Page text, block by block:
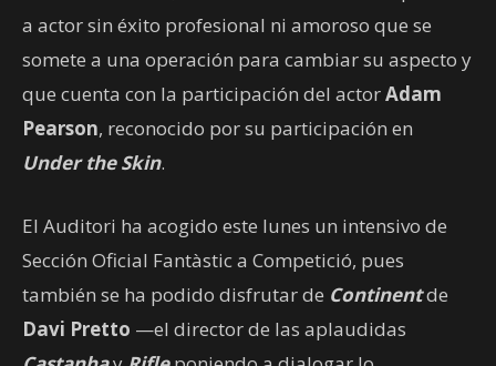
a actor sin éxito profesional ni amoroso que se
somete a una operación para cambiar su aspecto y
que cuenta con la participación del actorAdam
Pearson, reconocido por su participación en
Under the Skin.
El Auditori ha acogido este lunes un intensivo de
Sección Oficial Fantàstic a Competició, pues
también se ha podido disfrutar de Continentde
Davi Pretto —el director de las aplaudidas